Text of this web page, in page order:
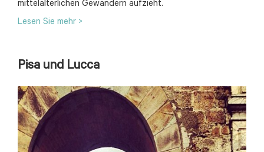
mittelalterlichen Gewändern aufzieht.
Lesen Sie mehr >
Pisa und Lucca